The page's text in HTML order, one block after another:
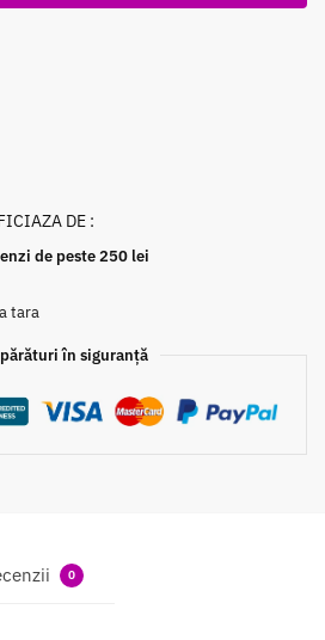
DE :
de peste 250 lei
tara
în siguranță
0